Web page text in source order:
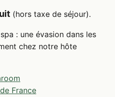
(hors taxe de séjour).
: une évasion dans les
chez notre hôte
France